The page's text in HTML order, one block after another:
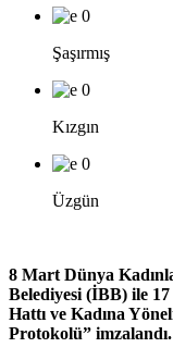
0
Şaşırmış
0
Kızgın
0
Üzgün
8 Mart Dünya
Belediyesi (İBB) ile 17
Hattı ve Kadına
Protokolü” imzalandı.